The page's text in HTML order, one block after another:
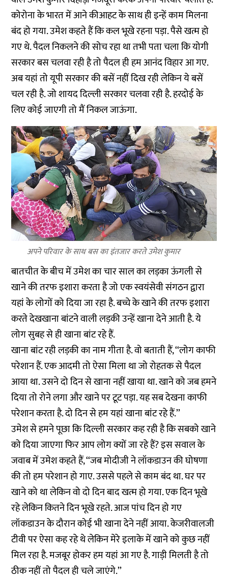
कोरोना के भारत में आने कीआहट के साथ ही इन्हें काम मिलना
बंद हो गया. उमेश कहते हैं कि कल भूखे रहना पड़ा. पैसे खत्म हो
गए थे. पैदल निकलने की सोच रहा था तभी पता चला कि योगी
सरकार बस चलवा रही है तो पैदल ही हम आनंद विहार आ गए.
अब यहां तो यूपी सरकार की बसें नहीं दिख रही लेकिन ये बसें
चल रही है. जो शायद दिल्ली सरकार चलवा रही है. हरदोई के
लिए कोई जाएगी तो मैं निकल जाऊंगा.
अपने परिवार के साथ बस का इंतजार करते उमेश कुमार
बातचीत के बीच में उमेश का चार साल का लड़का ऊंगली से
खाने की तरफ इशारा करता है जो एक स्वयंसेवी संगठन द्वारा
यहां के लोगों को दिया जा रहा है. बच्चे के खाने की तरफ इशारा
करते देखखाना बांटने वाली लड़की उन्हें खाना देने आती है. ये
लोग सुबह से ही खाना बांट रहे हैं.
खाना बांट रही लड़की का नाम गीता है. वो बताती हैं, ‘‘लोग काफी
परेशान हैं. एक आदमी तो ऐसा मिला था जो रोहतक से पैदल
आया था. उसने दो दिन से खाना नहीं खाया था. खाने को जब हमने
दिया तो रोने लगा और खाने पर टूट पड़ा. यह सब देखना काफी
परेशान करता है. दो दिन से हम यहां खाना बांट रहे हैं.’’
उमेश से हमने पूछा कि दिल्ली सरकार कह रही है कि सबको खाने
को दिया जाएगा फिर आप लोग क्यों जा रहे हैं? इस सवाल के
जवाब में उमेश कहते हैं, ‘‘जब मोदीजी ने लॉकडाउन की घोषणा
की तो हम परेशान हो गाए. उससे पहले से काम बंद था. घर पर
खाने को था लेकिन वो दो दिन बाद खत्म हो गया. एक दिन भूखे
रहे लेकिन कितने दिन भूखे रहते. आज पांच दिन हो गए
लॉकडाउन के दौरान कोई भी खाना देने नहीं आया. केजरीवालजी
टीवी पर ऐसा कह रहे थे लेकिन मेरे इलाके में खाने को कुछ नहीं
मिल रहा है. मजबूर होकर हम यहां आ गए है. गाड़ी मिलती है तो
ठीक नहीं तो पैदल ही चले जाएंगे.’’